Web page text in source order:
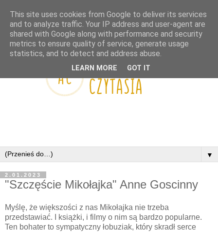
▼
2.01.2023
"Szczęście Mikołajka" Anne Goscinny
Myślę, że większości z nas Mikołajka nie trzeba
przedstawiać. I książki, i filmy o nim są bardzo popularne.
Ten bohater to sympatyczny łobuziak, który skradł serce
This site uses cookies from Google to deliver its services
and to analyze traffic. Your IP address and user-agent are
shared with Google along with performance and security
metrics to ensure quality of service, generate usage
statistics, and to detect and address abuse.
LEARN MORE GOT IT